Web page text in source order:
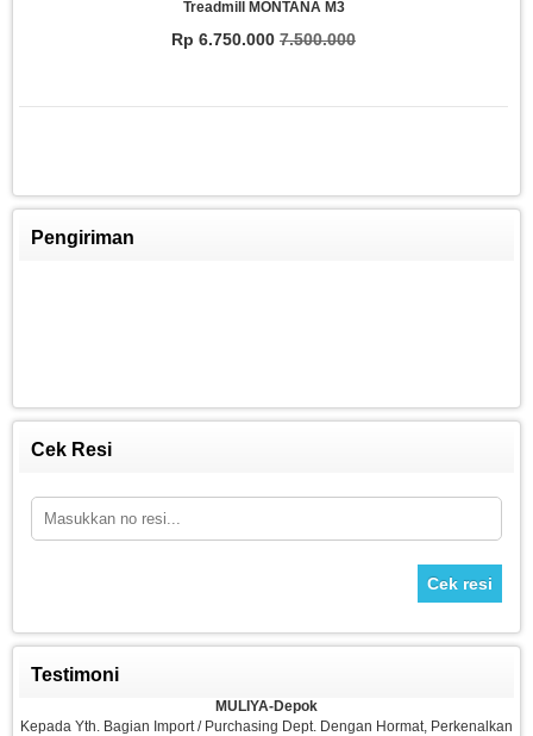
Treadmill MONTANA M3
Rp 6.750.000 7.500.000
Rp 1.980.0002.700.000
Pengiriman
Cek Resi
Cek resi
Testimoni
MULIYA-Depok
Kepada Yth. Bagian Import / Purchasing Dept. Dengan Hormat, Perkenalkan